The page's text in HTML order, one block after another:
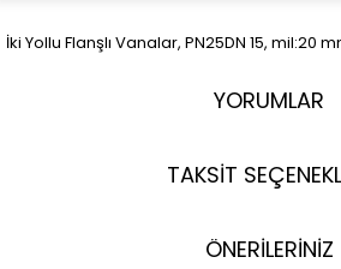
İki Yollu Flanşlı Vanalar, PN25DN 15, mil:20
YORUMLAR
TAKSİT
ÖNERİLERİNİZ